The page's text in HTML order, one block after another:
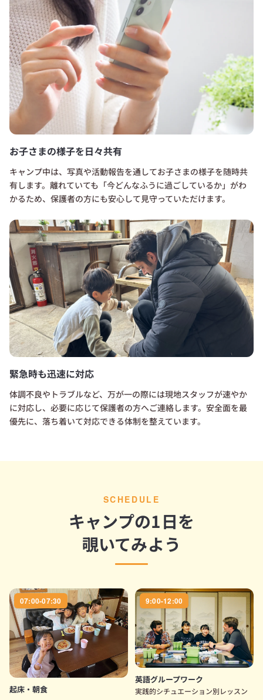
お子さまの様子を日々共有
キャンプ中は、写真や活動報告を通してお子さまの様子を随時共
有します。離れていても「今どんなふうに過ごしているか」がわ
かるため、保護者の方にも安心して見守っていただけます。
緊急時も迅速に対応
体調不良やトラブルなど、万が一の際には現地スタッフが速やか
に対応し、必要に応じて保護者の方へご連絡します。安全面を最
優先に、落ち着いて対応できる体制を整えています。
SCHEDULE
キャンプの1日を
覗いてみよう
07:00-07:30
起床・朝食
9:00-12:00
英語グループワーク
実践的シチュエーション別レッスン